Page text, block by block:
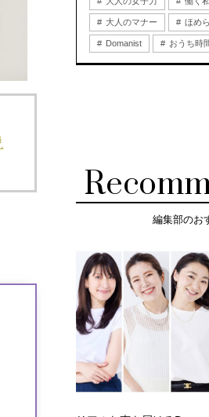
大人のマナー ほめ
Domanist おうち時
編集部のお